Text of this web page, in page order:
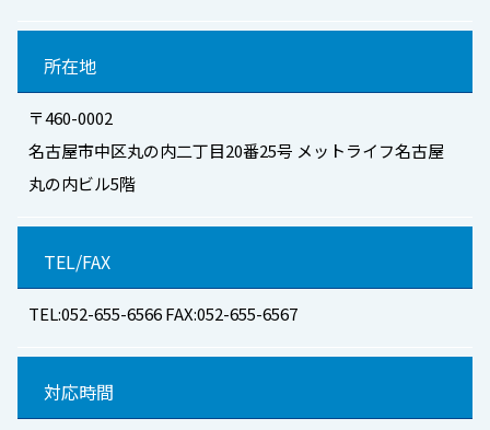
所在地
〒460-0002
名古屋市中区丸の内二丁目20番25号 メットライフ名古屋
丸の内ビル5階
TEL/FAX
TEL:052-655-6566 FAX:052-655-6567
対応時間